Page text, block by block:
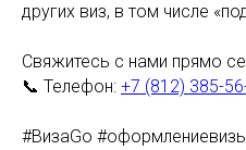
других виз, в том числе
Свяжитесь с нами прямо
📞 Телефон: +7 (812) 385-
#ВизаGo